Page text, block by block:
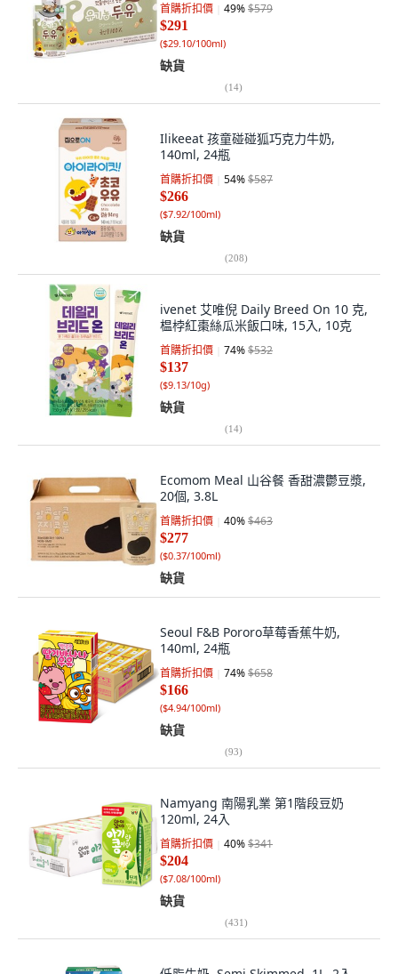
首購折扣價 49%$579
$291
($29.10/100ml)
缺貨
(14)
Ilikeeat 孩童碰碰狐巧克力牛奶,
140ml, 24瓶
首購折扣價 54%$587
$266
($7.92/100ml)
缺貨
(208)
ivenet 艾唯倪 Daily Breed On 10 克,
榅桲紅棗絲瓜米飯口味, 15入, 10克
首購折扣價 74%$532
$137
($9.13/10g)
缺貨
(14)
Ecomom Meal 山谷餐 香甜濃鬱豆漿,
20個, 3.8L
首購折扣價 40%$463
$277
($0.37/100ml)
缺貨
Seoul F&B Pororo草莓香蕉牛奶,
140ml, 24瓶
首購折扣價 74%$658
$166
($4.94/100ml)
缺貨
(93)
Namyang 南陽乳業 第1階段豆奶
120ml, 24入
首購折扣價 40%$341
$204
($7.08/100ml)
缺貨
(431)